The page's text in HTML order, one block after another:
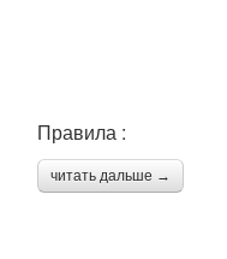
Правила :
читать дальше →